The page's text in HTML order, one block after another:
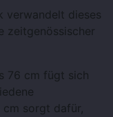
verwandelt dieses
zeitgenössischer
76 cm fügt sich
cm sorgt dafür,